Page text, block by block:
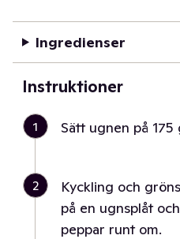
Ingredienser
Instruktioner
1 Sätt ugnen på 175
2
Kyckling och
på en ugnsplåt
peppar runt om.